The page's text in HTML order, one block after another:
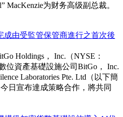
MacKenzie为财务高级副总裁。
成由受監管保管商進行之首次後
Holdings， Inc.（NYSE：
位資產基礎設施公司BitGo， Inc.
Laboratories Pte. Ltd（以下簡
今日宣布達成策略合作，將共同